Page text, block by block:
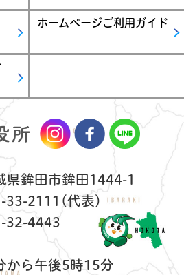
ホームページご利用ガイド
県鉾田市鉾田1444-1
33-2111(代表)
32-4443
から午後5時15分